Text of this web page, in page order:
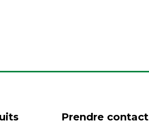
Prendre contact